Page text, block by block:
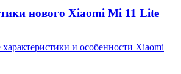
нового Xiaomi Mi 11 Lite